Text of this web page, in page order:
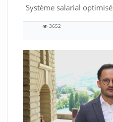
Système salarial optimisé
00:56 duration
3652